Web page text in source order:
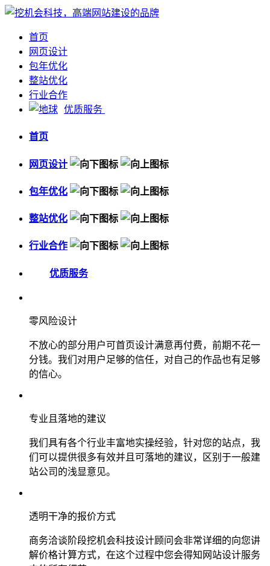
首页
网页设计
包年优化
整站优化
行业合作
优质服务
首页
网页设计
包年优化
整站优化
行业合作
优质服务
零风险设计
不放心的部分用户可首页设计满意再付费，前期不花一
分钱。我们对用户足够的信任，对自己的作品也有足够
的信心。
专业且落地的建议
我们具有各个行业丰富地实操经验，针对您的站点，我
们可以提供很多有效并且可落地的建议，区别于一般建
站公司的浅显意见。
透明干净的报价方式
商务洽谈阶段挖机会科技设计顾问会非常详细的向您讲
解价格计算方式，在这个过程中您会得知网站设计服务